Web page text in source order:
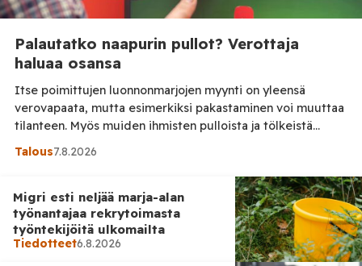
Palautatko naapurin pullot? Verottaja
haluaa osansa
Itse poimittujen luonnonmarjojen myynti on yleensä
verovapaata, mutta esimerkiksi pakastaminen voi muuttaa
tilanteen. Myös muiden ihmisten pulloista ja tölkeistä
saadut panttirahat ovat veronalaista ansiotuloa,
ollessa parhaimmillaan moni suomalainen hankkii lisätuloja
myymällä itse poimimiaan marjoja tai palauttamalla pulloja
ja tölkkejä. Keskuskauppakamarin mukaan näihin liittyvät
verosäännöt eivät kuitenkaan ole kaikille tuttuja. Tilaa Posi
[…]
Talous7.8.2026
Migri esti neljää marja-alan
työnantajaa rekrytoimasta
työntekijöitä ulkomailta
Tiedotteet6.8.2026